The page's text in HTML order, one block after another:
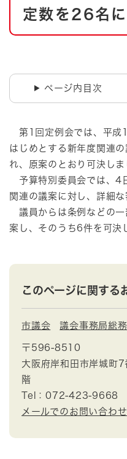
定数を26名
ページ内目次
第1回定例会では、平成
はじめとする新年度関連
れ、原案のとおり可決しま
予算特別委員会では、4
関連の議案に対し、詳細な
議員からは条例などの一
案し、そのうち6件を可決
このページに関する
市議会 議会事務局総
〒596-8510
大阪府岸和田市岸城町
階
Tel：072-423-9668
メールでのお問い合わ